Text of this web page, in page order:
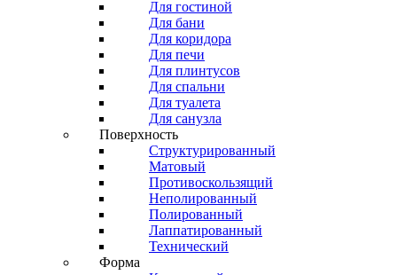
Для гостиной
Для бани
Для коридора
Для печи
Для плинтусов
Для спальни
Для туалета
Для санузла
Поверхность
Структурированный
Матовый
Противоскользящий
Неполированный
Полированный
Лаппатированный
Технический
Форма